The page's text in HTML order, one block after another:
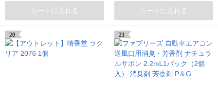
カートに入れる カートに入れる
20 21